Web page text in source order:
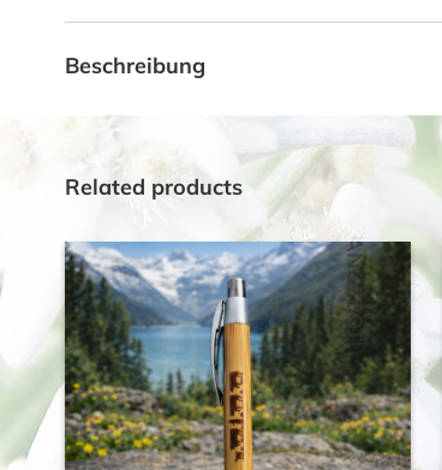
Beschreibung
Related products
ANGEBOT!